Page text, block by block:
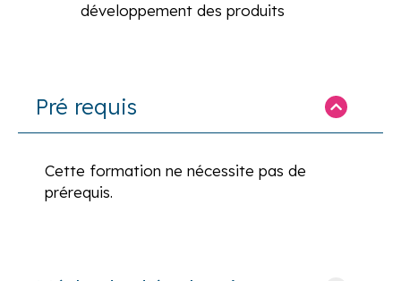
développement des produits
Pré requis
Cette formation ne nécessite pas de
prérequis.